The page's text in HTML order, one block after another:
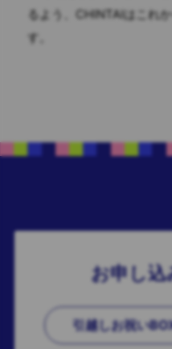
るよう、CHINTAIはこれ
す。
お申し
引越しお祝い